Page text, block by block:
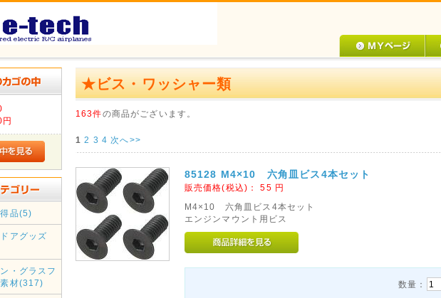
円
品(5)
アグッズ
・グラスフ
材(317)
★ビス・ワッシャー類
163件の商品がございます。
1 2 3 4 次へ>>
85128 M4×10 六角皿ビス4本セット
販売価格(税込)：55 円
M4×10 六角皿ビス4本セット
エンジンマウント用ビス
数量：